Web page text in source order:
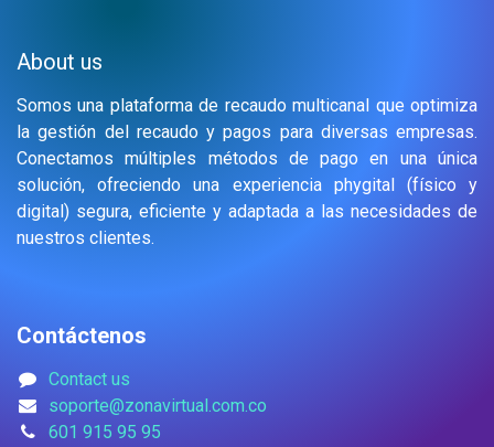
About us
Somos una plataforma de recaudo multicanal que optimiza
la gestión del recaudo y pagos para diversas empresas.
Conectamos múltiples métodos de pago en una única
solución, ofreciendo una experiencia phygital (físico y
digital) segura, eficiente y adaptada a las necesidades de
nuestros clientes.
Contáctenos
Contact us
soporte@zonavirtual.com.co
601 915 95 95